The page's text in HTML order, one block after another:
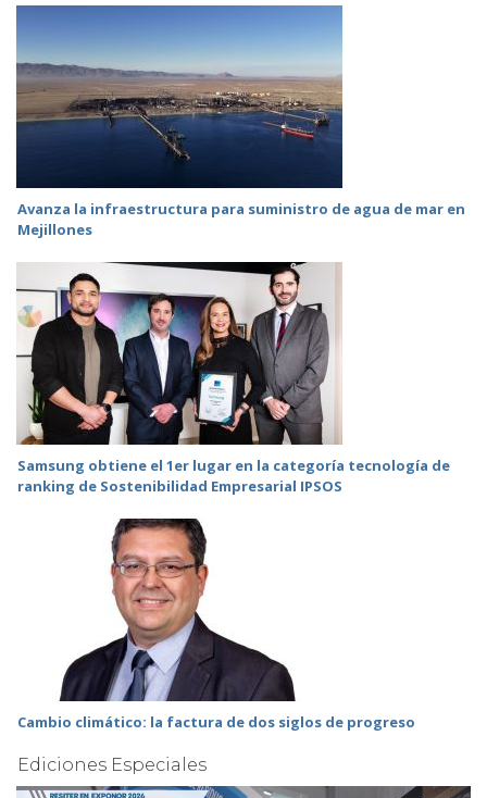
Avanza la infraestructura para suministro de agua de mar en
Mejillones
Samsung obtiene el 1er lugar en la categoría tecnología de
ranking de Sostenibilidad Empresarial IPSOS
Cambio climático: la factura de dos siglos de progreso
Ediciones Especiales